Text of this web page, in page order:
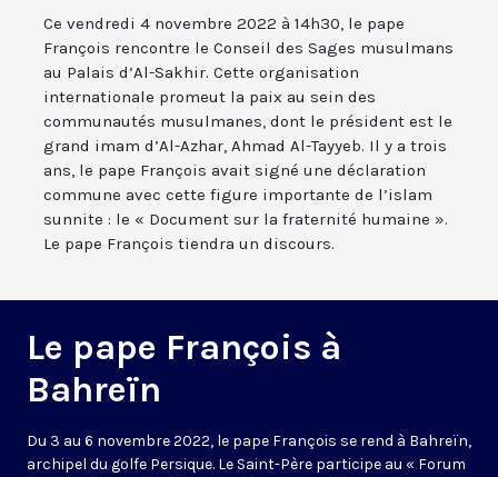
Ce vendredi 4 novembre 2022 à 14h30, le pape
François rencontre le Conseil des Sages musulmans
au Palais d’Al-Sakhir. Cette organisation
internationale promeut la paix au sein des
communautés musulmanes, dont le président est le
grand imam d’Al-Azhar, Ahmad Al-Tayyeb. Il y a trois
ans, le pape François avait signé une déclaration
commune avec cette figure importante de l’islam
sunnite : le « Document sur la fraternité humaine ».
Le pape François tiendra un discours.
Le pape François à
Bahreïn
Du 3 au 6 novembre 2022, le pape François se rend à Bahreïn,
archipel du golfe Persique. Le Saint-Père participe au « Forum